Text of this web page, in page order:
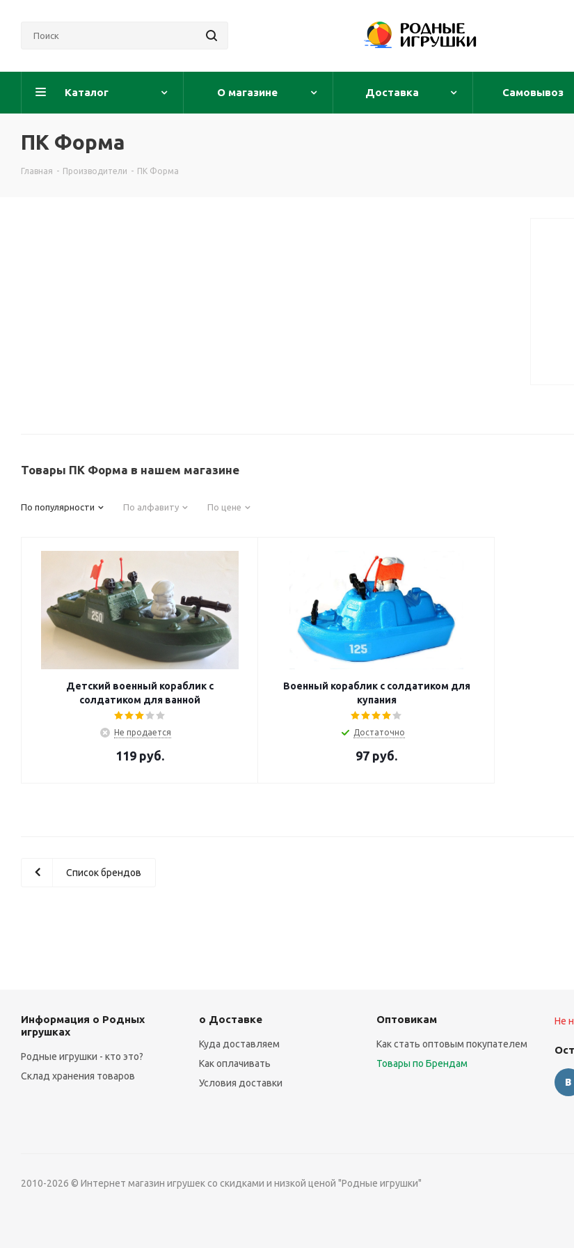
Каталог О магазине Доставка Самовывоз
ПК Форма
Главная - Производители - ПК Форма
Товары ПК Форма в нашем магазине
По популярности По алфавиту По цене
Детский военный кораблик с
солдатиком для ванной
Не продается
119 руб.
Военный кораблик с солдатиком для
купания
Достаточно
97 руб.
Список брендов
Информация о Родных
игрушках
Родные игрушки - кто это?
Склад хранения товаров
о Доставке
Куда доставляем
Как оплачивать
Условия доставки
Оптовикам
Как стать оптовым покупателем
Товары по Брендам
Не
2010-2026 © Интернет магазин игрушек со скидками и низкой ценой "Родные игрушки"